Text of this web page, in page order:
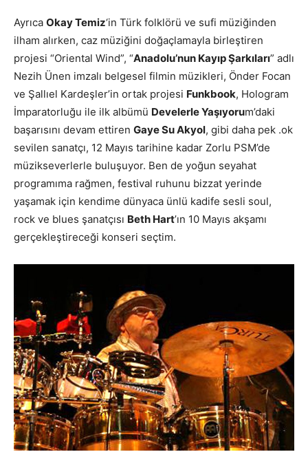
Ayrıca Okay Temiz‘in Türk folklörü ve sufi müziğinden
ilham alırken, caz müziğini doğaçlamayla birleştiren
projesi “Oriental Wind”, “Anadolu’nun Kayıp Şarkıları” adlı
Nezih Ünen imzalı belgesel filmin müzikleri, Önder Focan
ve Şallıel Kardeşler’in ortak projesi Funkbook, Hologram
İmparatorluğu ile ilk albümü Develerle Yaşıyorum’daki
başarısını devam ettiren Gaye Su Akyol, gibi daha pek .ok
sevilen sanatçı, 12 Mayıs tarihine kadar Zorlu PSM’de
müzikseverlerle buluşuyor. Ben de yoğun seyahat
programıma rağmen, festival ruhunu bizzat yerinde
yaşamak için kendime dünyaca ünlü kadife sesli soul,
rock ve blues şanatçısı Beth Hart’ın 10 Mayıs akşamı
gerçekleştireceği konseri seçtim.